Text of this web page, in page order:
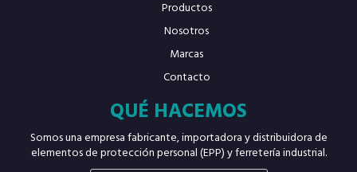
Productos
Nosotros
Marcas
Contacto
QUÉ HACEMOS
Somos una empresa fabricante, importadora y distribuidora de
elementos de protección personal (EPP) y ferretería industrial.